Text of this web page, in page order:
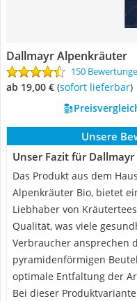
Dallmayr Alpenkräuter
150
ab 19,00 € ( Sofort lieferbar)
Unsere
Unser Fazit für
Das Produkt aus dem
Alpenkräuter Bio, bietet
Liebhaber von
Qualität, was viele
Verbraucher ansprechen
pyramidenförmigen
optimale Entfaltung der
Bei dieser